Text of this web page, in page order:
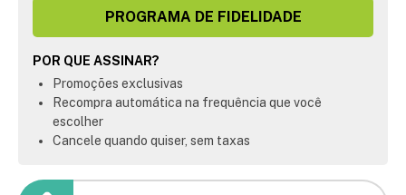
PROGRAMA DE FIDELIDADE
POR QUE ASSINAR?
Promoções exclusivas
Recompra automática na frequência que você
escolher
Cancele quando quiser, sem taxas